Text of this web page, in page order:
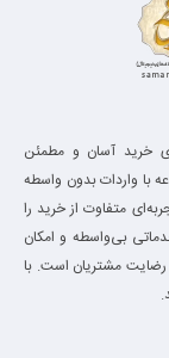
برای خرید آسان و مطمئن
با واردات بدون واسطه
متفاوت از خرید را
بی‌واسطه و امکان
رضایت مشتریان است. با